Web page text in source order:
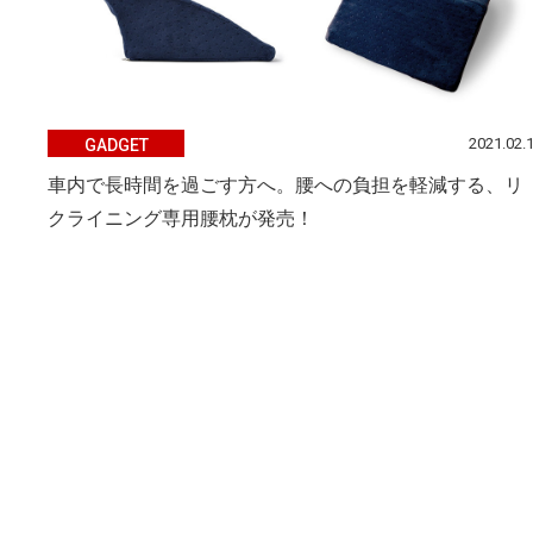
GADGET
車内で長時間を過ごす方へ。腰への負担を軽減する、リ
クライニング専用腰枕が発売！